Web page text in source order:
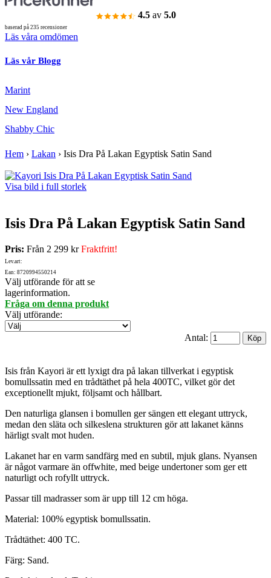
4.5 av 5.0
baserad på 235 recensioner
Läs våra omdömen
Läs vår Blogg
Marint
New England
Shabby Chic
Hem › Lakan › Isis Dra På Lakan Egyptisk Satin Sand
Visa bild i full storlek
Isis Dra På Lakan Egyptisk Satin Sand
Pris: Från 2 299 krFraktfritt!
Lev.art:
Ean: 8720994550214
Välj utförande för att se
lagerinformation.
Fråga om denna produkt
Välj utförande:
Antal:
Isis från Kayori är ett lyxigt dra på lakan tillverkat i egyptisk
bomullssatin med en trådtäthet på hela 400TC, vilket gör det
exceptionellt mjukt, följsamt och hållbart.
Den naturliga glansen i bomullen ger sängen ett elegant uttryck,
medan den släta och silkeslena strukturen gör att lakanet känns
härligt svalt mot huden.
Lakanet har en varm sandfärg med en subtil, mjuk glans. Nyansen
är något varmare än offwhite, med beige undertoner som ger ett
naturligt och rofyllt uttryck.
Passar till madrasser som är upp till 12 cm höga.
Material: 100% egyptisk bomullssatin.
Trådtäthet: 400 TC.
Färg: Sand.